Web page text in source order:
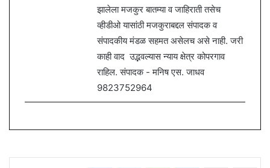
झालेला मजकुर बातम्या व जाहिराती तसेच
व्हीडीओ यासांठी मजकुराबद्दल संपादक व
संपादकीय मंडळ सहमत असेलच असे नाही. जरी
काही वाद उद्भवल्यास न्याय क्षेत्र कोपरगाव
राहिल. संपादक - मनिष एस. जाधव
9823752964